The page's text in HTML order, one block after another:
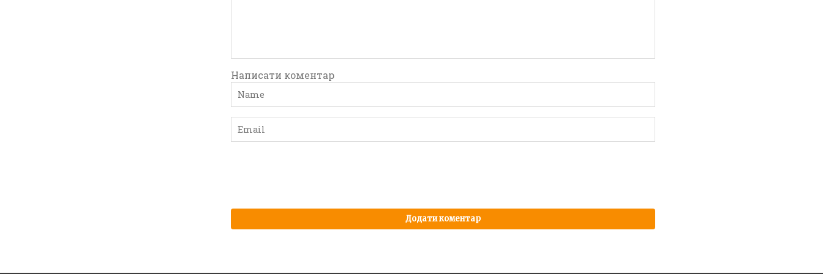
Написати коментар